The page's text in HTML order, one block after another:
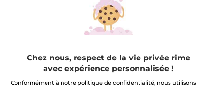
comparaison prix
tarif: 23,47 €
AJOUTER AU
PANIER
16,99 €
AJOUTER AU
PANIER
Chez nous, respect de la vie privée rime
avec expérience personnalisée !
Conformément à notre politique de confidentialité, nous utilisons